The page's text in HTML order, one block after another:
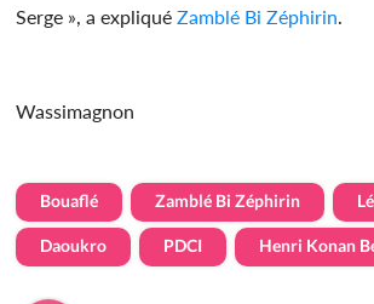
Serge », a expliquéZamblé Bi Zéphirin
Wassimagnon
Bouaflé Zamblé Bi Zéphirin
Daoukro PDCI Henri Konan